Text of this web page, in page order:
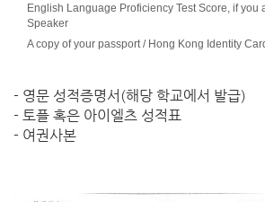
English Language Proficiency Test Score, if you
Speaker
A copy of your passport / Hong Kong Identity
- 영문 성적증명서(해당 학교에서 발급)
- 토플 혹은 아이엘츠 성적표
- 여권사본